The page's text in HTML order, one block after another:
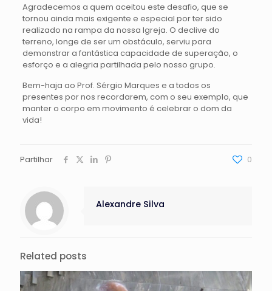
Agradecemos a quem aceitou este desafio, que se
tornou ainda mais exigente e especial por ter sido
realizado na rampa da nossa Igreja. O declive do
terreno, longe de ser um obstáculo, serviu para
demonstrar a fantástica capacidade de superação, o
esforço e a alegria partilhada pelo nosso grupo.
Bem-haja ao Prof. Sérgio Marques e a todos os
presentes por nos recordarem, com o seu exemplo, que
manter o corpo em movimento é celebrar o dom da
vida!
Partilhar 0
Alexandre Silva
Related posts